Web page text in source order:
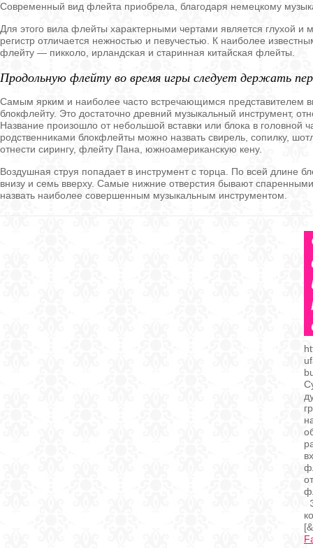
Современный вид флейта приобрела, благодаря немецкому
Для этого вила флейты характерными чертами является глухой и
регистр отличается нежностью и певучестью. К наиболее
флейту — пикколо, ирландская и старинная китайская флейты.
Продольную флейту во время игры следует держать
Самым ярким и наиболее часто встречающимся представителем
блокфлейту. Это достаточно древний музыкальный инструмент,
Название произошло от небольшой вставки или блока в
родственниками блокфлейты можно назвать свирель, сопилку,
отнести сирингу, флейту Пана, южноамериканскую кену.
Воздушная струя попадает в инструмент с торца. По всей длине
внизу и семь вверху. Самые нижние отверстия бывают
назвать наиболее совершенным музыкальным инструментом.